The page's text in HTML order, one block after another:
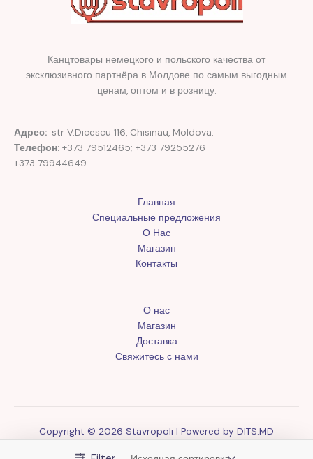
Канцтовары немецкого и польского качества от
эксклюзивного партнёра в Молдове по самым выгодным
ценам, оптом и в розницу.
Адрес: str V.Dicescu 116, Chisinau, Moldova.
Телефон: +373 79512465; +373 79255276
+373 79944649
Главная
Специальные предложения
О Нас
Магазин
Контакты
О нас
Магазин
Доставка
Свяжитесь с нами
Copyright © 2026 Stavropoli | Powered by DITS.MD